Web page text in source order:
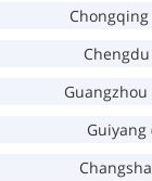
Chongqing
Chengdu
Guangzhou
Guiyang
Changsha